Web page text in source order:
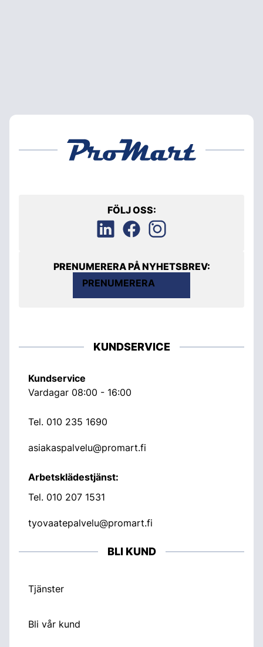
FÖLJ OSS:
PRENUMERERA PÅ NYHETSBREV:
PRENUMERERA
KUNDSERVICE
Kundservice
Vardagar 08:00 - 16:00
Tel. 010 235 1690
asiakaspalvelu@promart.fi
Arbetsklädestjänst:
Tel. 010 207 1531
tyovaatepalvelu@promart.fi
BLI KUND
Tjänster
Bli vår kund